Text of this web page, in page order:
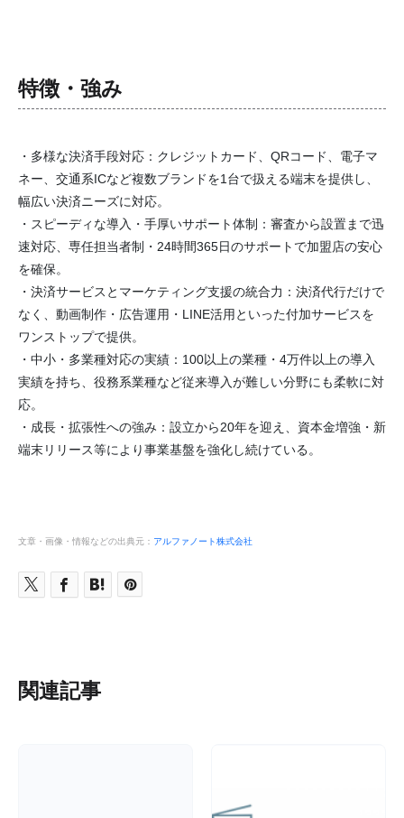
特徴・強み
・多様な決済手段対応：クレジットカード、QRコード、電子マ
ネー、交通系ICなど複数ブランドを1台で扱える端末を提供し、
幅広い決済ニーズに対応。
・スピーディな導入・手厚いサポート体制：審査から設置まで迅
速対応、専任担当者制・24時間365日のサポートで加盟店の安心
を確保。
・決済サービスとマーケティング支援の統合力：決済代行だけで
なく、動画制作・広告運用・LINE活用といった付加サービスを
ワンストップで提供。
・中小・多業種対応の実績：100以上の業種・4万件以上の導入
実績を持ち、役務系業種など従来導入が難しい分野にも柔軟に対
応。
・成長・拡張性への強み：設立から20年を迎え、資本金増強・新
端末リリース等により事業基盤を強化し続けている。
文章・画像・情報などの出典元： アルファノート株式会社
関連記事